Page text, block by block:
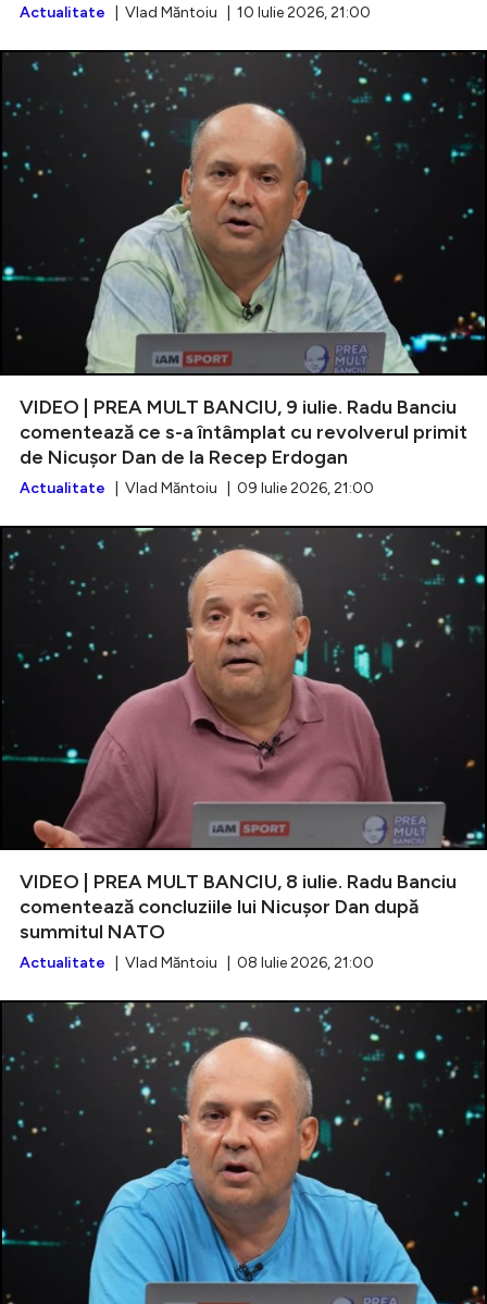
Actualitate | Vlad Măntoiu | 10 Iulie 2026, 21:00
VIDEO | PREA MULT BANCIU, 9 iulie. Radu Banciu
comentează ce s-a întâmplat cu revolverul primit
de Nicușor Dan de la Recep Erdogan
Actualitate | Vlad Măntoiu | 09 Iulie 2026, 21:00
VIDEO | PREA MULT BANCIU, 8 iulie. Radu Banciu
comentează concluziile lui Nicușor Dan după
summitul NATO
Actualitate | Vlad Măntoiu | 08 Iulie 2026, 21:00